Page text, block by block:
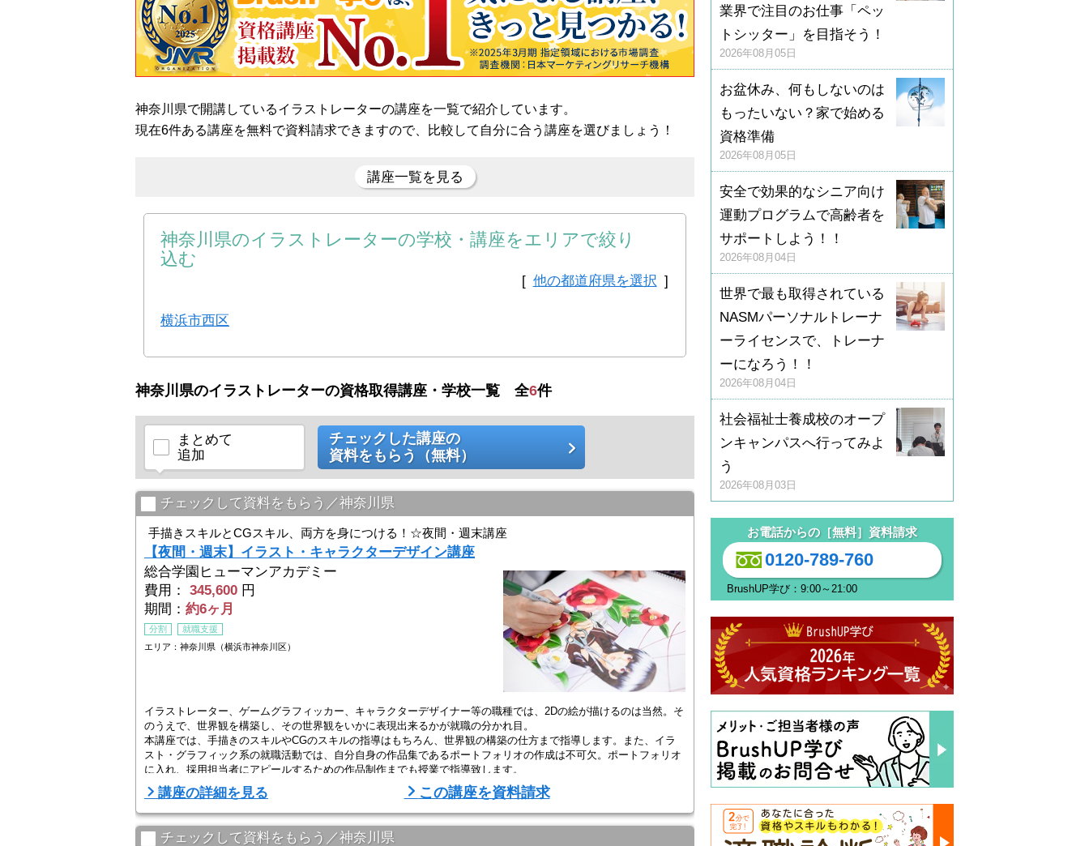
神奈川県で開講しているイラストレーターの講座を一覧で紹介しています。
現在6件ある講座を無料で資料請求できますので、比較して自分に合う講座を選びましょう！
講座一覧を見る
神奈川県のイラストレーターの学校・講座をエリアで絞り
込む
[ 他の都道府県を選択 ]
横浜市西区
神奈川県のイラストレーターの資格取得講座・学校一覧 全6件
まとめて
追加
チェックした講座の
資料をもらう（無料）
チェックして資料をもらう／神奈川県
手描きスキルとCGスキル、両方を身につける！☆夜間・週末講座
【夜間・週末】イラスト・キャラクターデザイン講座
総合学園ヒューマンアカデミー
費用：
345,600 円
期間： 約6ヶ月
分割
就職支援
エリア：神奈川県（横浜市神奈川区）
イラストレーター、ゲームグラフィッカー、キャラクターデザイナー等の職種では、2Dの絵が描けるのは当然。そ
のうえで、世界観を構築し、その世界観をいかに表現出来るかが就職の分かれ目。
本講座では、手描きのスキルやCGのスキルの指導はもちろん、世界観の構築の仕方まで指導します。また、イラ
スト・グラフィック系の就職活動では、自分自身の作品集であるポートフォリオの作成は不可欠。ポートフォリオ
に入れ、採用担当者にアピールするための作品制作までも授業で指導致します。
講座の詳細を見る この講座を資料請求
チェックして資料をもらう／神奈川県
業界で注目のお仕事「ペッ
トシッター」を目指そう！
2026年08月05日
お盆休み、何もしないのは
もったいない？家で始める
資格準備
2026年08月05日
安全で効果的なシニア向け
運動プログラムで高齢者を
サポートしよう！！
2026年08月04日
世界で最も取得されている
NASMパーソナルトレーナ
ーライセンスで、トレーナ
ーになろう！！
2026年08月04日
社会福祉士養成校のオープ
ンキャンパスへ行ってみよ
う
2026年08月03日
お電話からの［無料］資料請求
0120-789-760
BrushUP学び：9:00～21:00